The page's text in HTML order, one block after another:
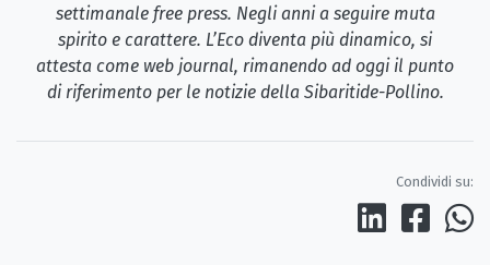
settimanale free press. Negli anni a seguire muta
spirito e carattere. L’Eco diventa più dinamico, si
attesta come web journal, rimanendo ad oggi il punto
di riferimento per le notizie della Sibaritide-Pollino.
Condividi su: